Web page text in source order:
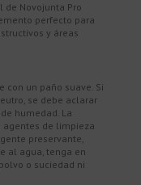
de Novojunta Pro
perfecto para
y áreas
con un paño suave. Si
se debe aclarar
humedad. La
de limpieza
preservante,
al agua, tenga en
o suciedad ni